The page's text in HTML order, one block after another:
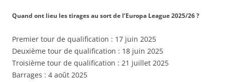
Quand ont lieu les tirages au sort de l’Europa League 2025/26 ?
Premier tour de qualification : 17 juin 2025
Deuxième tour de qualification : 18 juin 2025
Troisième tour de qualification : 21 juillet 2025
Barrages : 4 août 2025